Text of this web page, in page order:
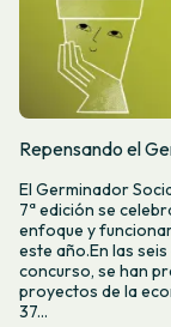
Repensando el
El Germinador
7ª edición se
enfoque y
este año.En las
concurso, se han
proyectos de la
37...